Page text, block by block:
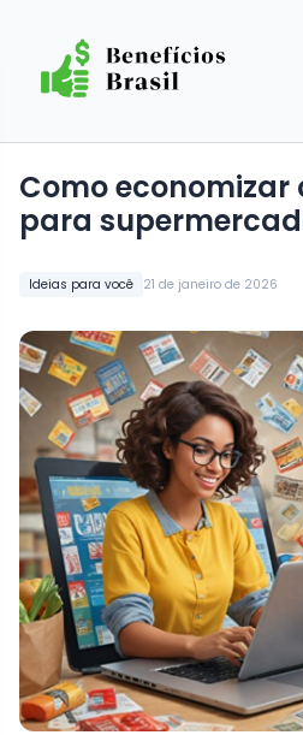
Ideias para você 21 de janeiro de 2026
Como economizar com cupons
para